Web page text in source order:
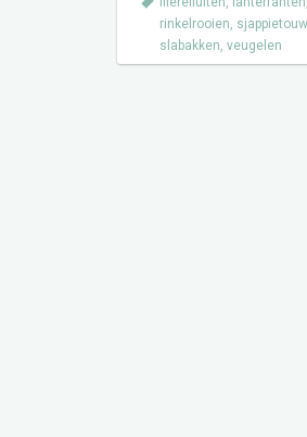
rinkelrooien,
slabakken, veugelen